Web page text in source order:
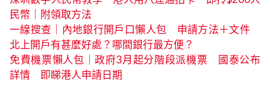
民幣｜附領取方法
一線搜查｜內地銀行開戶口懶人包 申請方法＋文件
北上開戶有甚麼好處？哪間銀行最方便？
免費機票懶人包｜政府3月起分階段派機票 國泰公布
詳情 即睇港人申請日期